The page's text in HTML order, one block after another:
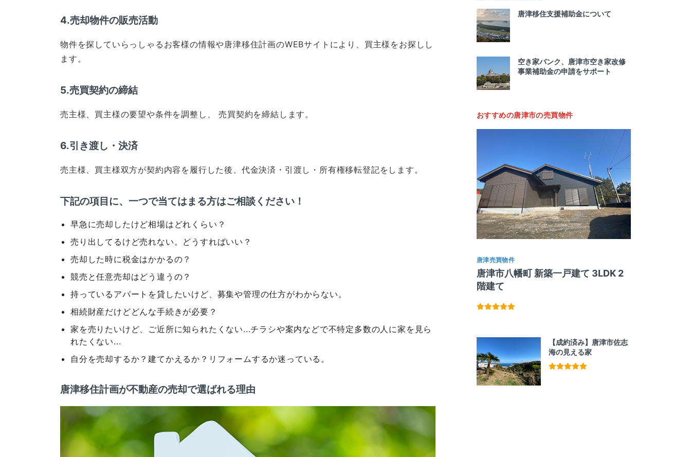
4.売却物件の販売活動
物件を探していらっしゃるお客様の情報や唐津移住計画のWEBサイトにより、買主様をお探しし
ます。
5.売買契約の締結
売主様、買主様の要望や条件を調整し、 売買契約を締結します。
6.引き渡し・決済
売主様、買主様双方が契約内容を履行した後、代金決済・引渡し・所有権移転登記をします。
下記の項目に、一つで当てはまる方はご相談ください！
早急に売却したけど相場はどれくらい？
売り出してるけど売れない。どうすればいい？
売却した時に税金はかかるの？
競売と任意売却はどう違うの？
持っているアパートを貸したいけど、募集や管理の仕方がわからない。
相続財産だけどどんな手続きが必要？
家を売りたいけど、ご近所に知られたくない...チラシや案内などで不特定多数の人に家を見ら
れたくない...
自分を売却するか？建てかえるか？リフォームするか迷っている。
唐津移住計画が不動産の売却で選ばれる理由
唐津移住支援補助金について
空き家バンク、唐津市空き家改修
事業補助金の申請をサポート
おすすめの唐津市の売買物件
唐津売買物件
唐津市八幡町 新築一戸建て 3LDK 2
階建て
【成約済み】唐津市佐志
海の見える家